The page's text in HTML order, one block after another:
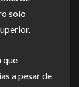
solo
que
a pesar de